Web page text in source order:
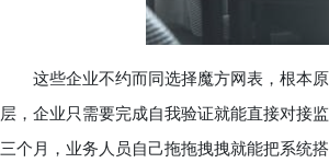
这些企业不约而同选择魔方网表，根本原
层，企业只需要完成自我验证就能直接对接
三个月，业务人员自己拖拖拽拽就能把系统